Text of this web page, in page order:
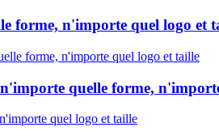
forme, n'importe quel logo et
quelle forme,